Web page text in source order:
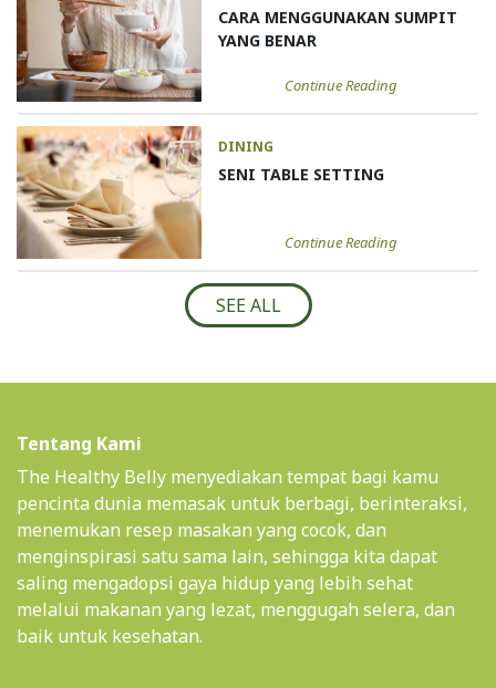
CARA MENGGUNAKAN SUMPIT
YANG BENAR
Continue Reading
DINING
SENI TABLE SETTING
Continue Reading
SEE ALL
Tentang Kami
The Healthy Belly menyediakan tempat bagi kamu
pencinta dunia memasak untuk berbagi, berinteraksi,
menemukan resep masakan yang cocok, dan
menginspirasi satu sama lain, sehingga kita dapat
saling mengadopsi gaya hidup yang lebih sehat
melalui makanan yang lezat, menggugah selera, dan
baik untuk kesehatan.